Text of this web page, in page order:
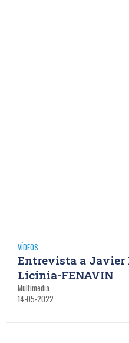
VÍDEOS
Entrevista a Javier
Licinia-FENAVIN
Multimedia
14-05-2022